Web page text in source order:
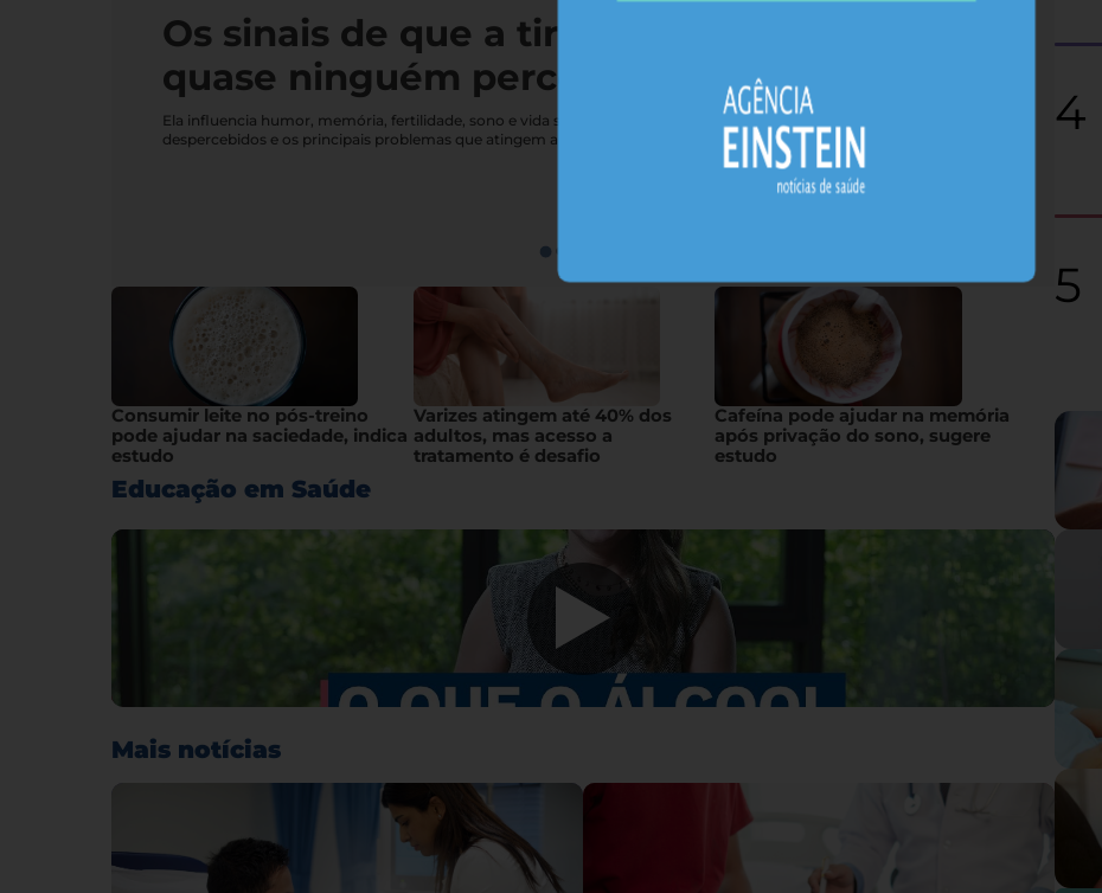
Os sinais de que a tireoide não vai bem — e
quase ninguém percebe
Ela influencia humor, memória, fertilidade, sono e vida sexual; conheça sintomas que costumam passar
despercebidos e os principais problemas que atingem a glândula
Consumir leite no pós-treino
pode ajudar na saciedade, indica
estudo
Varizes atingem até 40% dos
adultos, mas acesso a
tratamento é desafio
Cafeína pode ajudar na memória
após privação do sono, sugere
estudo
Educação em Saúde
Mais notícias